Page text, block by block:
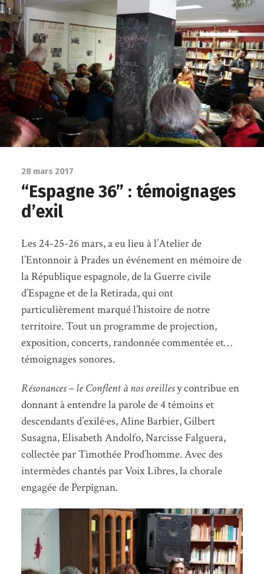
28 mars 2017
“Espagne 36” : témoignages
d’exil
Les 24-25-26 mars, a eu lieu à l’Atelier de
l’Entonnoir à Prades un événement en mémoire de
la République espagnole, de la Guerre civile
d’Espagne et de la Retirada, qui ont
particulièrement marqué l’histoire de notre
territoire. Tout un programme de projection,
exposition, concerts, randonnée commentée et…
témoignages sonores.
Résonances – le Conflent à nos oreillesy contribue en
donnant à entendre la parole de 4 témoins et
descendants d’exilé·es, Aline Barbier, Gilbert
Susagna, Elisabeth Andolfo, Narcisse Falguera,
collectée par Timothée Prod’homme. Avec des
intermèdes chantés par Voix Libres, la chorale
engagée de Perpignan.